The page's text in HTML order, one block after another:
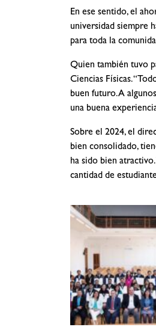
En ese sentido, el
universidad siempre
para toda la
Quien también tuvo
Ciencias Físicas.
buen futuro. A
una buena
Sobre el 2024, el
bien consolidado,
ha sido bien
cantidad de